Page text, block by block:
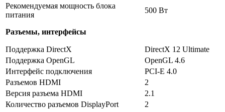
Рекомендуемая мощность блока
питания
500 Вт
Разъемы, интерфейсы
Поддержка DirectX
DirectX 12 Ultimate
Поддержка OpenGL
OpenGL 4.6
Интерфейс подключения
PCI-E 4.0
Разъемов HDMI
2
Версия разъема HDMI
2.1
Количество разъемов DisplayPort
2